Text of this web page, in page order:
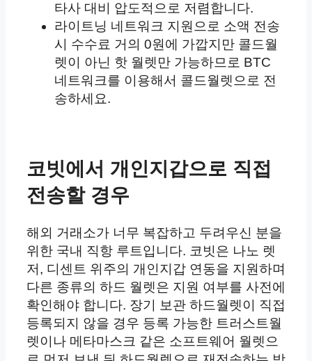
타사 대비 압도적으로 저렴합니다.
라이트닝 네트워크 지원으로 소액 전송
시 수수료 거의 0원에 가깝지만 콜드월
렛이 아닌 핫 월렛만 가능하므로 BTC
네트워크를 이용해서 콜드월렛으로 전
송하세요.
코빗에서 개인지갑으로 직접
전송할 경우
해외 거래소가 너무 복잡하고 두려우신 분을
위한 국내 직항 루트입니다. 코빗은 나노 렛
저, 디센트 위주의 개인지갑 연동을 지원하며
다른 종류의 하드 월렛은 지원 여부를 사전에
확인해야 합니다. 장기 보관 하드월렛이 직접
등록되지 않을 경우 등록 가능한 트러스트월
렛이나 메타마스크 같은 소프트웨어 월렛으